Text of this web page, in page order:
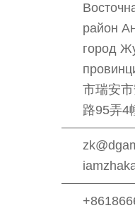
район
город
市瑞安
路95弄4